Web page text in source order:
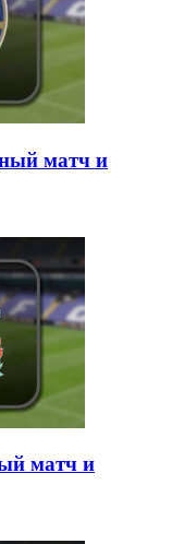
матч и
матч и